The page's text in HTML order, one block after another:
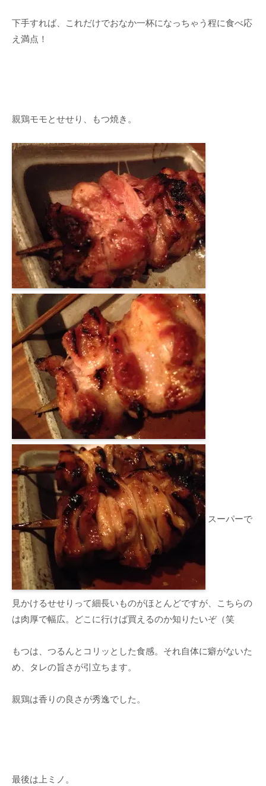
下手すれば、これだけでおなか一杯になっちゃう程に食べ応
え満点！
親鶏モモとせせり、もつ焼き。
スーパーで
見かけるせせりって細長いものがほとんどですが、こちらの
は肉厚で幅広。どこに行けば買えるのか知りたいぞ（笑
もつは、つるんとコリッとした食感。それ自体に癖がないた
め、タレの旨さが引立ちます。
親鶏は香りの良さが秀逸でした。
最後は上ミノ。